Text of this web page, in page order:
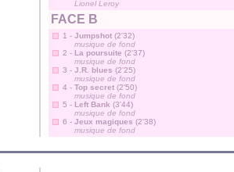
Lionel Leroy
FACE B
1 - Jumpshot (2'32)
musique de fond
2 - La poursuite (2'37)
musique de fond
3 - J.R. blues (2'25)
musique de fond
4 - Top secret (2'50)
musique de fond
5 - Left Bank (3'44)
musique de fond
6 - Jeux magiques (2'38)
musique de fond